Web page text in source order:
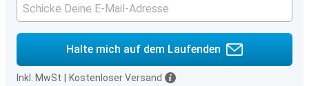
Halte mich auf dem Laufenden
Inkl. MwSt Kostenloser Versand